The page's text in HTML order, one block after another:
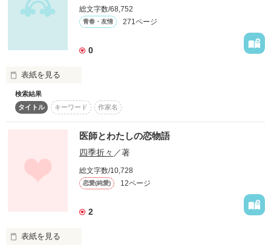
（原題「腹黒司書が管理するわたしの恋物語）
こちらは改稿、修正前のものです。
レビュー☆サンクス
山咲 遥花さま♪
祠  さま♪
作品を読む
「そんなものが何の足しになるのでしょうか？」
糖度―１度
「先生のメガネも伊達ですね？」
「『伊達』？なにそれおいしいの？」
『それならそれで構わない』
総文字数/68,752
青春・友情 271ページ
0
表紙を見る
黒川 佑希(ｸﾛｶﾜ ﾕｳｷ)は小学6年生。
彼女は未だに好きって意味がわからない。
そんな彼女は恋愛の達人･白石 智流(ｼﾗｲｼ ｻﾄﾙ)に出会った。
検索結果
タイトル
キーワード 作家名
医師とわたしの恋物語
四季折々 ／著
総文字数/10,728
恋愛(純愛) 12ページ
2
表紙を見る